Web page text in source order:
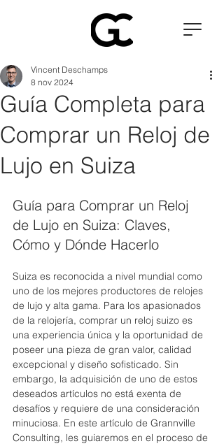
Guía Completa para
Comprar un Reloj de
Lujo en Suiza
Vincent Deschamps
8 nov 2024
Guía para Comprar un Reloj
de Lujo en Suiza: Claves,
Cómo y Dónde Hacerlo
Suiza es reconocida a nivel mundial como
uno de los mejores productores de relojes
de lujo y alta gama. Para los apasionados
de la relojería, comprar un reloj suizo es
una experiencia única y la oportunidad de
poseer una pieza de gran valor, calidad
excepcional y diseño sofisticado. Sin
embargo, la adquisición de uno de estos
deseados artículos no está exenta de
desafíos y requiere de una consideración
minuciosa. En este artículo de Grannville
Consulting, les guiaremos en el proceso de